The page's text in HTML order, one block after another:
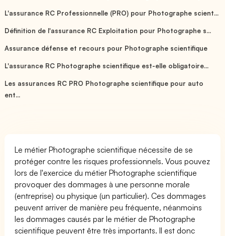
L'assurance RC Professionnelle (PRO) pour Photographe scient...
Définition de l'assurance RC Exploitation pour Photographe s...
Assurance défense et recours pour Photographe scientifique
L'assurance RC Photographe scientifique est-elle obligatoire...
Les assurances RC PRO Photographe scientifique pour auto
ent...
Le métier Photographe scientifique nécessite de se
protéger contre les risques professionnels. Vous pouvez
lors de l'exercice du métier Photographe scientifique
provoquer des dommages à une personne morale
(entreprise) ou physique (un particulier). Ces dommages
peuvent arriver de manière peu fréquente, néanmoins
les dommages causés par le métier de Photographe
scientifique peuvent être très importants. Il est donc